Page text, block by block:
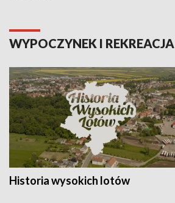
WYPOCZYNEK I REKREACJA
Historia wysokich lotów